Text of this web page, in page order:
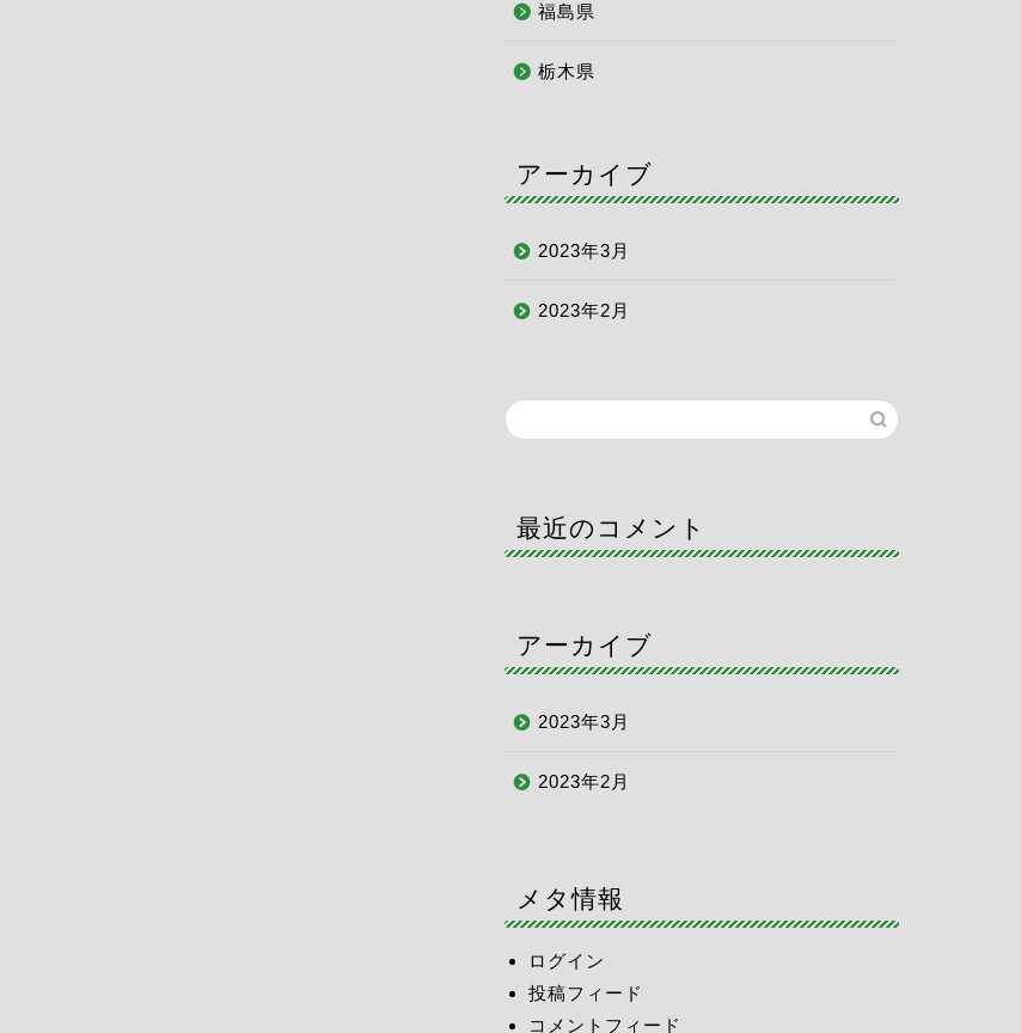
福島県
栃木県
アーカイブ
2023年3月
2023年2月
最近のコメント
アーカイブ
2023年3月
2023年2月
メタ情報
ログイン
投稿フィード
コメントフィード